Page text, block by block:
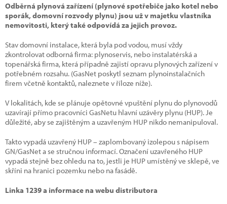
Odběrná plynová zařízení (plynové spotřebiče jako kotel nebo
sporák, domovní rozvody plynu) jsou už v majetku vlastníka
nemovitosti, který také odpovídá za jejich provoz.
Stav domovní instalace, která byla pod vodou, musí vždy
zkontrolovat odborná firma: plynoservis, nebo instalatérská a
topenářská firma, která případně zajistí opravu plynových zařízení v
potřebném rozsahu. (GasNet poskytl seznam plynoinstalačních
firem včetně kontaktů, naleznete v říloze níže).
V lokalitách, kde se plánuje opětovné vpuštění plynu do plynovodů
uzavírají přímo pracovníci GasNetu hlavní uzávěry plynu (HUP). Je
důležité, aby se zajištěným a uzavřeným HUP nikdo nemanipuloval.
Takto vypadá uzavřený HUP – zaplombovaný izolepou s nápisem
GN/GasNet a se stručnou informací. Označení uzavřeného HUP
vypadá stejně bez ohledu na to, jestli je HUP umístěný ve sklepě, ve
skříni na hranici pozemku nebo na fasádě.
Linka 1239 a informace na webu distributora